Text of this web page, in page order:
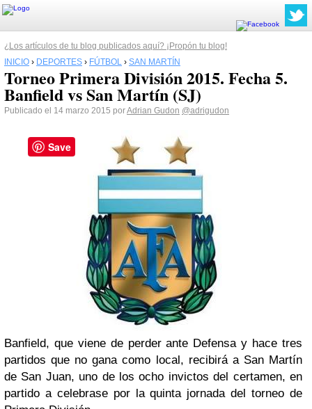
¿Los artículos de tu blog publicados aquí? ¡Propón tu blog!
INICIO › DEPORTES › FÚTBOL › SAN MARTÍN
Torneo Primera División 2015. Fecha 5.
Banfield vs San Martín (SJ)
Publicado el 14 marzo 2015 porAdrian Gudon @adrigudon
Banfield, que viene de perder ante Defensa y hace tres
partidos que no gana como local, recibirá a San Martín
de San Juan, uno de los ocho invictos del certamen, en
partido a celebrase por la quinta jornada del torneo de
Save